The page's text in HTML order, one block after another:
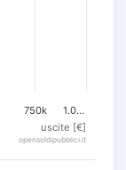
uscite [€]
750k 1.0…
opensoldipubblici.it